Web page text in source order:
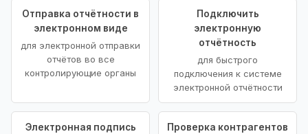
Отправка отчётности в
электронном виде
для электронной отправки
отчётов во все
контролирующие органы
Подключить
электронную
отчётность
для быстрого
подключения к системе
электронной отчётности
Электронная подпись
Проверка контрагентов